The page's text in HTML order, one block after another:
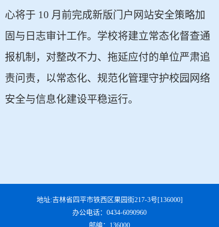
心将于 10 月前完成新版门户网站安全策略加
固与日志审计工作。学校将建立常态化督查通
报机制，对整改不力、拖延应付的单位严肃追
责问责，以常态化、规范化管理守护校园网络
安全与信息化建设平稳运行。
地址:吉林省四平市铁西区果园街217-3号[136000]
办公电话：0434-6090960
邮编：136000